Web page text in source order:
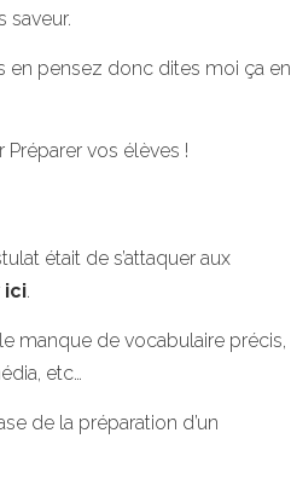
saveur.
en pensez donc dites moi ça en
vos élèves !
était de s’attaquer aux
ici.
manque de vocabulaire précis,
etc…
de la préparation d’un